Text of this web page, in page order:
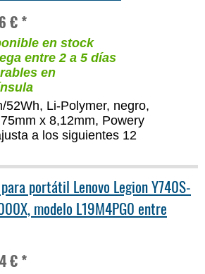
€ *
en stock
entre 2 a 5 días
en
52Wh, Li-Polymer, negro,
x 8,12mm, Powery
a los siguientes 12
portátil Lenovo Legion Y740S-
modelo L19M4PG0 entre
€ *